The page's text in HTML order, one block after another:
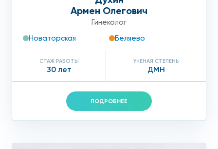
Армен Олегович
Гинеколог
Новаторская
Беляево
СТАЖ РАБОТЫ
30 лет
УЧЕНАЯ СТЕПЕНЬ
ДМН
ПОДРОБНЕЕ